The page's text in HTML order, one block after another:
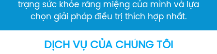
trạng sức khỏe răng miệng của mình và lựa
chọn giải pháp điều trị thích hợp nhất.
DỊCH VỤ CỦA CHÚNG TÔI